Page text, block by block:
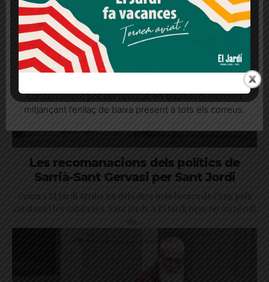
Les recomanacions dels polítics de
Sarrià-Sant Gervasi per Sant Jordi
Cultura El Jardí Arriba un dels dies més bonics de l'any pels
catalans i les catalanes, Sant Jordi. A El Jardí hem fet un recull
de...
Més informació Acceptar Rebutjar tot
Quan l’usuari crea un compte al Diari el Jardí, dona el
seu consentiment explícit per rebre comunicacions
consentiment pot ser revocat en qualsevol moment
mitjançant l’enllaç de baixa present a tots els correus.